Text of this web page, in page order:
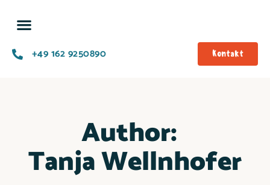
+49 162 9250890 Kontakt
Author:
Tanja Wellnhofer